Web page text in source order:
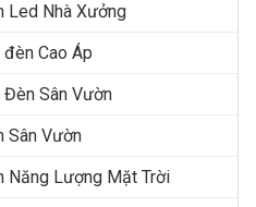
Led Nhà Xưởng
đèn Cao Áp
Đèn Sân Vườn
Sân Vườn
Năng Lượng Mặt Trời